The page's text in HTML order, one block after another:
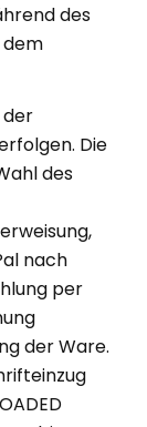
des
der
Die
des
nach
per
der Ware.